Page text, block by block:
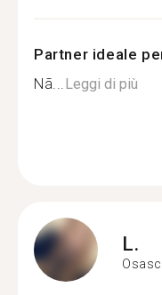
Partner ideale
Nã...Leggi di più
L.